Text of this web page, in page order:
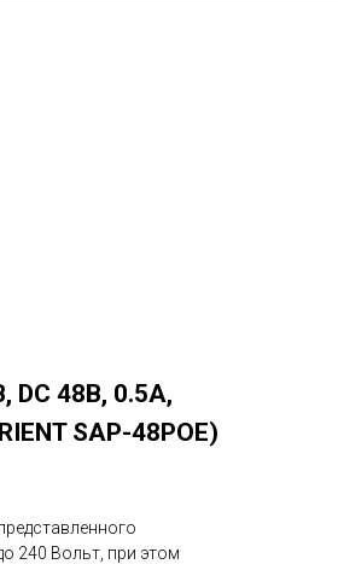
DC 48В, 0.5А,
SAP-48POE)
240 Вольт, при этом